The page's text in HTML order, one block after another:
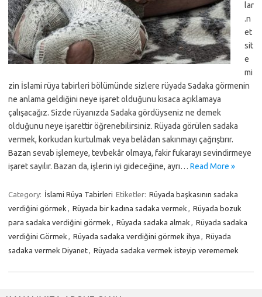
lar
.n
et
sit
e
mi
zin İslami rüya tabirleri bölümünde sizlere rüyada Sadaka görmenin
ne anlama geldiğini neye işaret olduğunu kısaca açıklamaya
çalışacağız. Sizde rüyanızda Sadaka gördüyseniz ne demek
olduğunu neye işarettir öğrenebilirsiniz. Rüyada görülen sadaka
vermek, korkudan kurtulmak veya belâdan sakınmayı çağrıştırır.
Bazan sevab işlemeye, tevbekâr olmaya, fakir fukarayı sevindirmeye
işaret sayılır. Bazan da, işlerin iyi gideceğine, ayrı… Read More »
Category: İslami Rüya Tabirleri Etiketler: Rüyada başkasının sadaka
verdiğini görmek , Rüyada bir kadına sadaka vermek , Rüyada bozuk
para sadaka verdiğini görmek , Rüyada sadaka almak , Rüyada sadaka
verdiğini Görmek , Rüyada sadaka verdiğini görmek ihya , Rüyada
sadaka vermek Diyanet, Rüyada sadaka vermek isteyip verememek